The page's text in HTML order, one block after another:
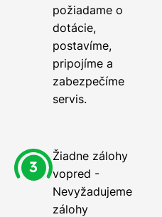
požiadame o
dotácie,
postavíme,
pripojíme a
zabezpečíme
servis.
Žiadne zálohy
vopred -
Nevyžadujeme
zálohy